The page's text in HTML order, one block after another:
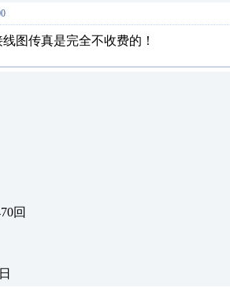
图传真是完全不收费的！
回